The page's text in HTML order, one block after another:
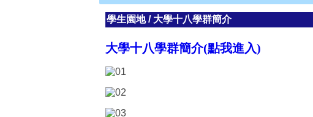
學生園地/ 大學十八學群簡介
大學十八學群簡介(點我進入)